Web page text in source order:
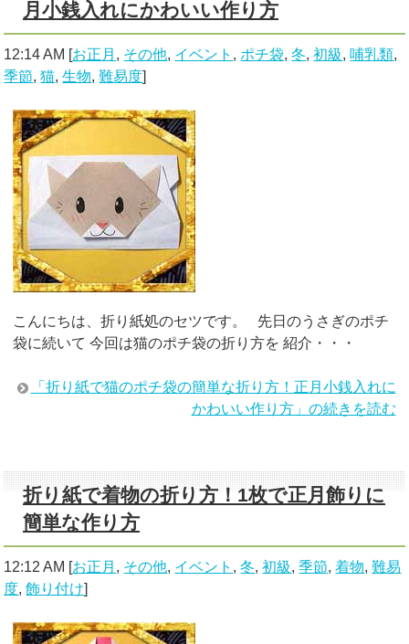
月小銭入れにかわいい作り方
12:14 AM お正月 , その他, イベント ,ポチ袋,冬,初級,哺乳類,
季節,猫,生物,難易度
こんにちは、折り紙処のセツです。 先日のうさぎのポチ
袋に続いて 今回は猫のポチ袋の折り方を 紹介・・・
「折り紙で猫のポチ袋の簡単な折り方！正月小銭入れに
かわいい作り方」の続きを読む
折り紙で着物の折り方！1枚で正月飾りに
簡単な作り方
12:12 AM [お正月 , その他, イベント ,冬,初級,季節,着物,難易
度,飾り付け]